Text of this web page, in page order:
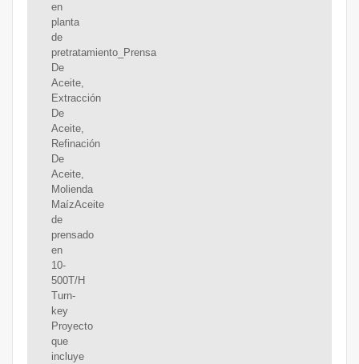
en
planta
de
pretratamiento_Prensa
De
Aceite,
Extracción
De
Aceite,
Refinación
De
Aceite,
Molienda
MaízAceite
de
prensado
en
10-
500T/H
Turn-
key
Proyecto
que
incluye